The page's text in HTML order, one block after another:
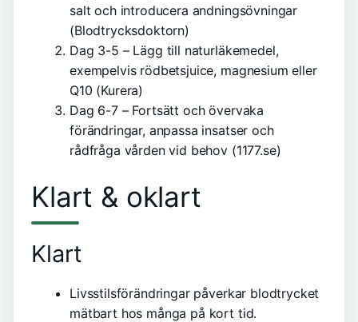
salt och introducera andningsövningar
(Blodtrycksdoktorn)
Dag 3-5 – Lägg till naturläkemedel,
exempelvis rödbetsjuice, magnesium eller
Q10 (Kurera)
Dag 6-7– Fortsätt och övervaka
förändringar, anpassa insatser och
rådfråga vården vid behov (1177.se)
Klart & oklart
Klart
Livsstilsförändringar påverkar blodtrycket
mätbart hos många på kort tid.